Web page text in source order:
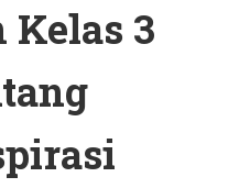
Kelas 3